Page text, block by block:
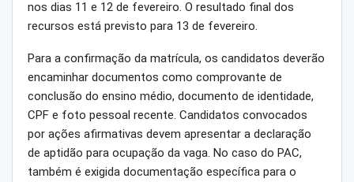
nos dias 11 e 12 de fevereiro. O resultado final dos
recursos está previsto para 13 de fevereiro.
Para a confirmação da matrícula, os candidatos deverão
encaminhar documentos como comprovante de
conclusão do ensino médio, documento de identidade,
CPF e foto pessoal recente. Candidatos convocados
por ações afirmativas devem apresentar a declaração
de aptidão para ocupação da vaga. No caso do PAC,
também é exigida documentação específica para o